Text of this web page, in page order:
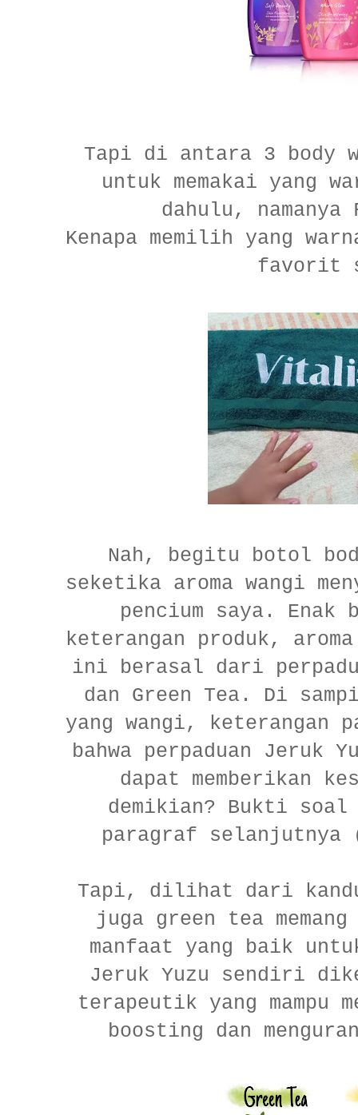
Tapi di antara 3 body
untuk memakai yang
dahulu,
Kenapa memilih yang
favorit
Nah, begitu botol
seketika aroma wangi
pencium saya. Enak
keterangan produk,
ini berasal dari
dan Green Tea. Di
yang wangi, keterangan
bahwa perpaduan Jeruk
dapat memberikan
demikian? Bukti
paragraf selanjutnya
Tapi, dilihat dari
juga green tea
manfaat yang baik
Jeruk Yuzu sendiri
terapeutik yang mampu
boosting dan